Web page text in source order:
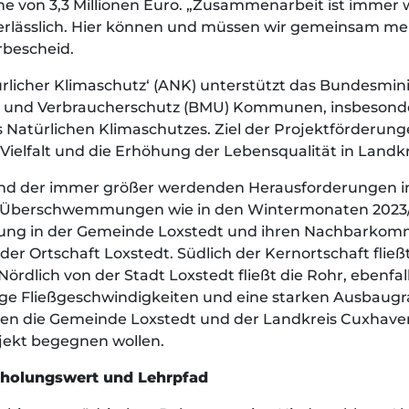
von 3,3 Millionen Euro. „Zusammenarbeit ist immer
Hier können und müssen wir gemeinsam
Klimaschutz‘ (ANK) unterstützt das
Verbraucherschutz (BMU) Kommunen,
Klimaschutzes. Ziel der
und die Erhöhung der Lebensqualität in
der immer größer werdenden Herausforderungen
wie in den Wintermonaten
in der Gemeinde Loxstedt und ihren
Ortschaft Loxstedt. Südlich der Kernortschaft
von der Stadt Loxstedt fließt die Rohr,
Fließgeschwindigkeiten und eine starken
die Gemeinde Loxstedt und der Landkreis
begegnen wollen.
und Lehrpfad